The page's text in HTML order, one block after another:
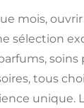
mois,
sélection
soins
tous
unique.